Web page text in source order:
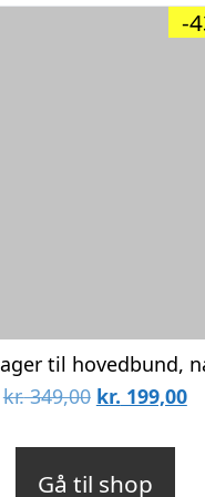
-
kr.349,00 Den
kr. 199,00
Gå til shop